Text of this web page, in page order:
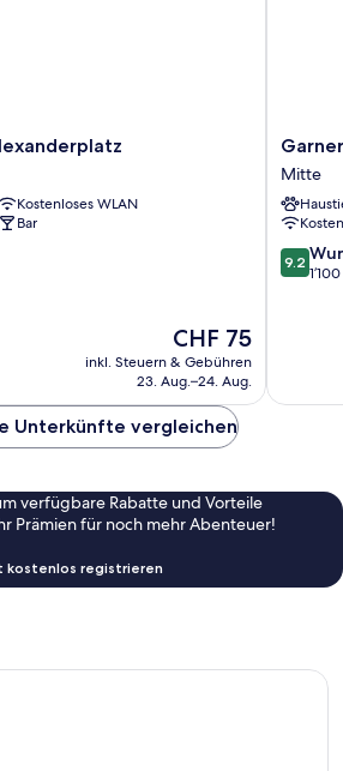
Kostenloses WLAN
Bar
Der
Preis
beträgt
CHF 75
inkl. Steuern & Gebühren
23. Aug.–24. Aug.
Garner
Hotel
Berlin
-
Mitte
by
IHG
Mitte
9.2
von
9.2
Unterkünfte vergleichen
verfügbare Rabatte und Vorteile
Prämien für noch mehr Abenteuer!
kostenlos registrieren